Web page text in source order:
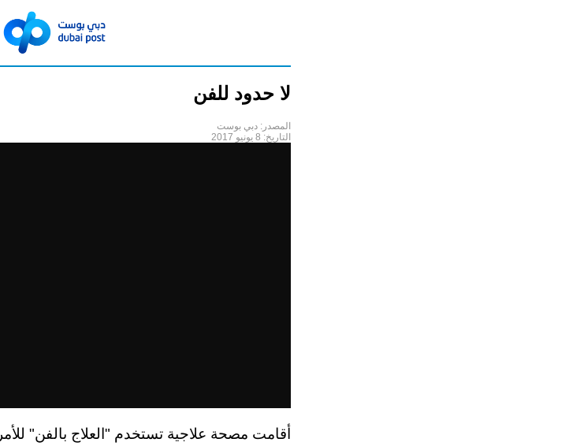
لا حدود للفن
المصدر: دبي بوست
التاريخ: 8 يونيو 2017
أقامت مصحة علاجية تستخدم "العلاج بالفن"